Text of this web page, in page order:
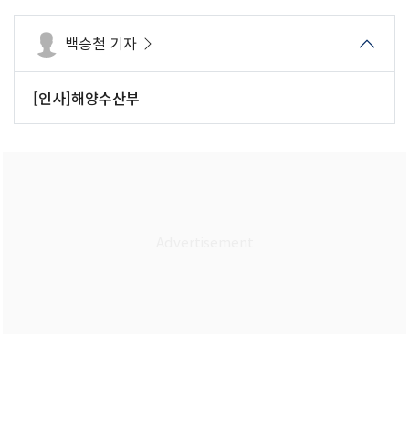
백승철 기자
[인사]해양수산부